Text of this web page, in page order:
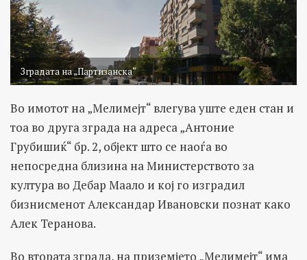
Зградата на „Партизанска“
Во имотот на „Мелимејт“ влегува уште еден стан и
тоа во друга зграда на адреса „Антоние
Грубишиќ“ бр. 2, објект што се наоѓа во
непосредна близина на Министерството за
култура во Дебар Маало и кој го изградил
бизнисменот Александар Ивановски познат како
Алек Теранова.
Во втората зграда, на приземјето „Мелимејт“ има